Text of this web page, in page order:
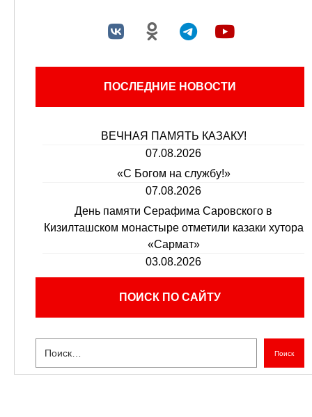
ПОСЛЕДНИЕ НОВОСТИ
ВЕЧНАЯ ПАМЯТЬ КАЗАКУ!
07.08.2026
«С Богом на службу!»
07.08.2026
День памяти Серафима Саровского в
Кизилташском монастыре отметили казаки хутора
«Сармат»
03.08.2026
ПОИСК ПО САЙТУ
Поиск